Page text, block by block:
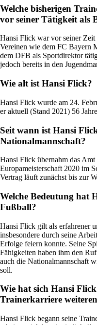
Welche bisherigen
vor seiner Tätigkeit als
Hansi Flick war vor seiner Zeit
Vereinen wie dem FC Bayern
dem DFB als Sportdirektor
jedoch bereits in den
Wie alt ist Hansi Flick?
Hansi Flick wurde am 24.
er aktuell (Stand 2021) 56
Seit wann ist Hansi
Nationalmannschaft?
Hansi Flick übernahm das Amt
Europameisterschaft 2020 im
Vertrag läuft zunächst bis zur
Welche Bedeutung hat
Fußball?
Hansi Flick gilt als erfahrener
insbesondere durch seine
Erfolge feiern konnte. Seine
Fähigkeiten haben ihm den
auch die Nationalmannschaft
soll.
Wie hat sich Hansi
Trainerkarriere
Hansi Flick begann seine